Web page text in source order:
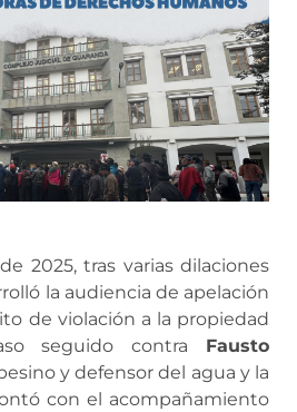
2025, tras varias dilaciones
la audiencia de apelación
de violación a la propiedad
seguido contra Fausto
y defensor del agua y la
con el acompañamiento